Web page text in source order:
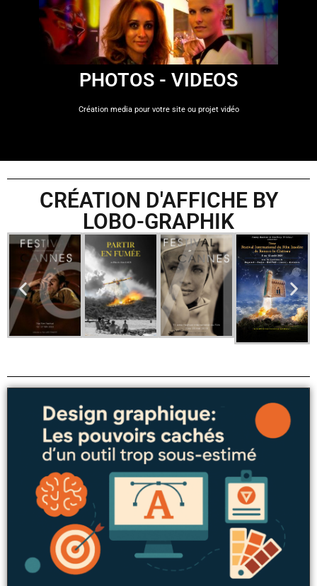
PHOTOS - VIDEOS
Création media pour votre site ou projet vidéo
CRÉATION D'AFFICHE BY
LOBO-GRAPHIK